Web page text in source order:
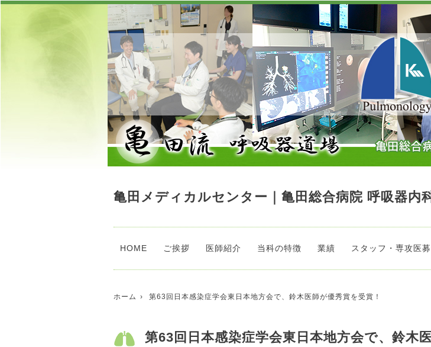
亀田メディカルセンター｜亀田総合病院 呼吸器内
HOME ご挨拶 医師紹介 当科の特徴 業績 スタッフ・専攻医
ホーム 第63回日本感染症学会東日本地方会で、鈴木医師が優秀賞を受賞！
第63回日本感染症学会東日本地方会で、鈴木